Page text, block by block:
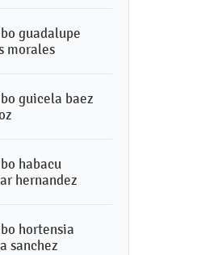
guadalupe
morales
guicela baez
habacu
hernandez
hortensia
sanchez